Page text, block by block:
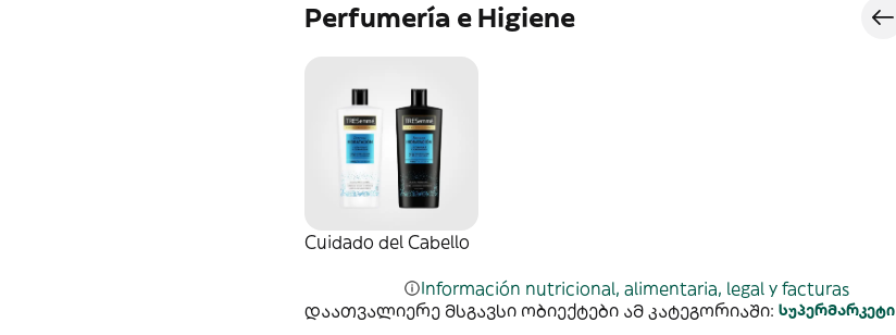
Perfumería e Higiene
Cuidado del Cabello
Información nutricional, alimentaria, legal y facturas
დაათვალიერე მსგავსი ობიექტები ამ კატეგორიაში: სუპერმარკეტი